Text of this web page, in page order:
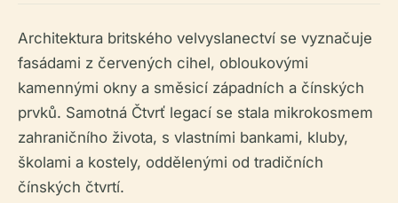
Architektura britského velvyslanectví se vyznačuje
fasádami z červených cihel, obloukovými
kamennými okny a směsicí západních a čínských
prvků. Samotná Čtvrť legací se stala mikrokosmem
zahraničního života, s vlastními bankami, kluby,
školami a kostely, oddělenými od tradičních
čínských čtvrtí.